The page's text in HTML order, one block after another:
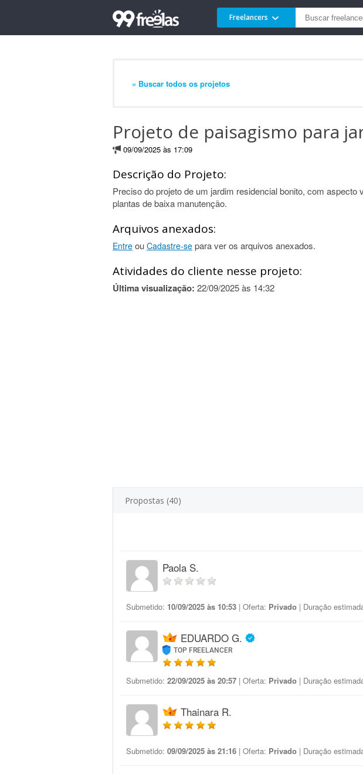
Freelancers
« Buscar todos os projetos
Projeto de paisagismo para
09/09/2025 às 17:09
Descrição do Projeto:
Preciso do projeto de um jardim residencial bonito, com aspecto
plantas de baixa manutenção.
Arquivos anexados:
Entre ou Cadastre-se para ver os arquivos anexados.
Atividades do cliente nesse projeto:
Última visualização: 22/09/2025 às 14:32
Propostas (40)
Paola S.
Submetido: 10/09/2025 às 10:53 | Oferta: Privado | Duração
EDUARDO G.
TOP FREELANCER
Submetido: 22/09/2025 às 20:57 | Oferta: Privado | Duração
Thainara R.
Submetido: 09/09/2025 às 21:16 | Oferta: Privado | Duração